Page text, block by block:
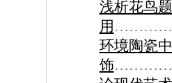
浅析花鸟
用
环境陶瓷
饰